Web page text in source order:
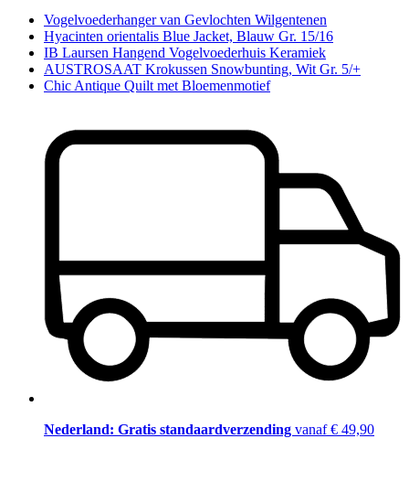
Vogelvoederhanger van Gevlochten Wilgentenen
Hyacinten orientalis Blue Jacket, Blauw Gr. 15/16
IB Laursen Hangend Vogelvoederhuis Keramiek
AUSTROSAAT Krokussen Snowbunting, Wit Gr. 5/+
Chic Antique Quilt met Bloemenmotief
Nederland: Gratis standaardverzending vanaf € 49,90